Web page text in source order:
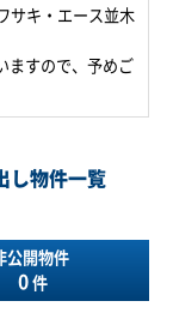
キ・エース並木
ますので、予めご
し物件一覧
公開物件
0 件